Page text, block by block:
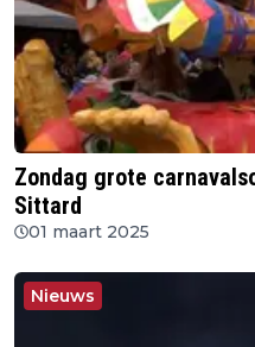
Zondag grote
Sittard
01 maart 2025
Nieuws